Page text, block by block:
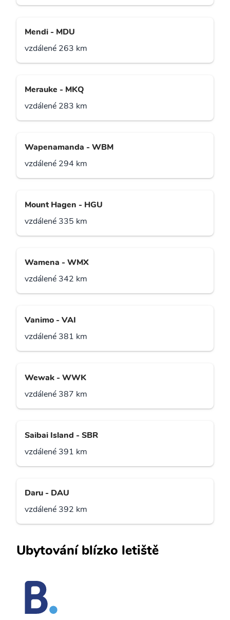
Mendi - MDU
vzdálené 263 km
Merauke - MKQ
vzdálené 283 km
Wapenamanda - WBM
vzdálené 294 km
Mount Hagen - HGU
vzdálené 335 km
Wamena - WMX
vzdálené 342 km
Vanimo - VAI
vzdálené 381 km
Wewak - WWK
vzdálené 387 km
Saibai Island - SBR
vzdálené 391 km
Daru - DAU
vzdálené 392 km
Ubytování blízko letiště